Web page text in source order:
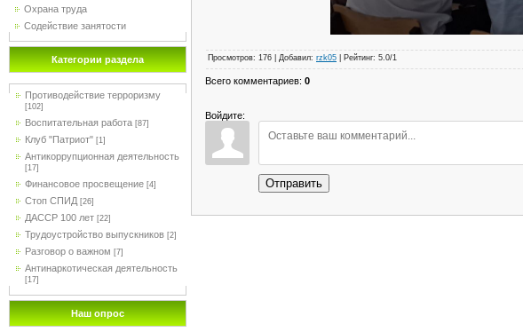
Охрана труда
Содействие занятости
Категории раздела
Противодействие терроризму
[102]
Воспитательная работа [87]
Клуб "Патриот" [1]
Антикоррупционная деятельность
[17]
Финансовое просвещение [4]
Стоп СПИД [26]
ДАССР 100 лет [22]
Трудоустройство выпускников [2]
Разговор о важном [7]
Антинаркотическая деятельность
[17]
Наш опрос
Просмотров: 176 Добавил: rzk05 Рейтинг: 5.0/1
Всего комментариев: 0
Войдите:
Отправить